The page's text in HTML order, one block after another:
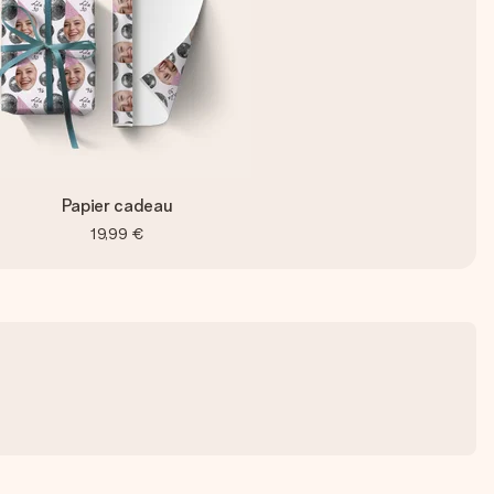
Papier cadeau
19,99 €